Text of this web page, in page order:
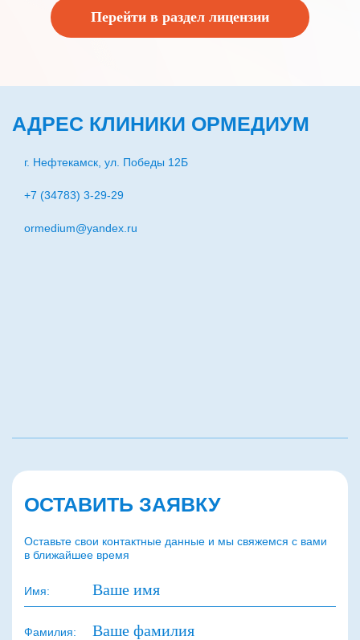
Перейти в раздел лицензии
АДРЕС КЛИНИКИ ОРМЕДИУМ
г. Нефтекамск, ул. Победы 12Б
+7 (34783) 3-29-29
ormedium@yandex.ru
ОСТАВИТЬ ЗАЯВКУ
Оставьте свои контактные данные и мы свяжемся с вами
в ближайшее время
Имя:
Фамилия: